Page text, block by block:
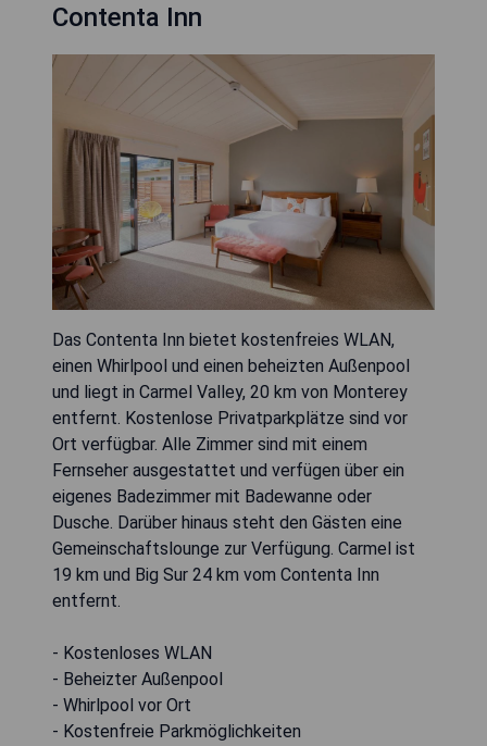
Contenta Inn
Das Contenta Inn bietet kostenfreies WLAN,
einen Whirlpool und einen beheizten Außenpool
und liegt in Carmel Valley, 20 km von Monterey
entfernt. Kostenlose Privatparkplätze sind vor
Ort verfügbar. Alle Zimmer sind mit einem
Fernseher ausgestattet und verfügen über ein
eigenes Badezimmer mit Badewanne oder
Dusche. Darüber hinaus steht den Gästen eine
Gemeinschaftslounge zur Verfügung. Carmel ist
19 km und Big Sur 24 km vom Contenta Inn
entfernt.
- Kostenloses WLAN
- Beheizter Außenpool
- Whirlpool vor Ort
- Kostenfreie Parkmöglichkeiten